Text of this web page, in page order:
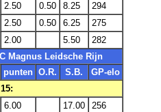
2.50 0.50 8.25
294
2.50 0.50 6.25
275
2.00 5.50
282
Magnus Leidsche Rijn
punten O.R. S.B.
GP-elo
6.00 17.00 256